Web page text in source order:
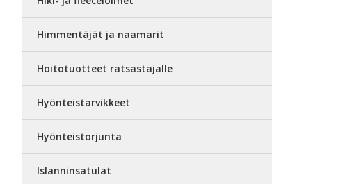
Himmentäjät ja naamarit
Hoitotuotteet ratsastajalle
Hyönteistarvikkeet
Hyönteistorjunta
Islanninsatulat